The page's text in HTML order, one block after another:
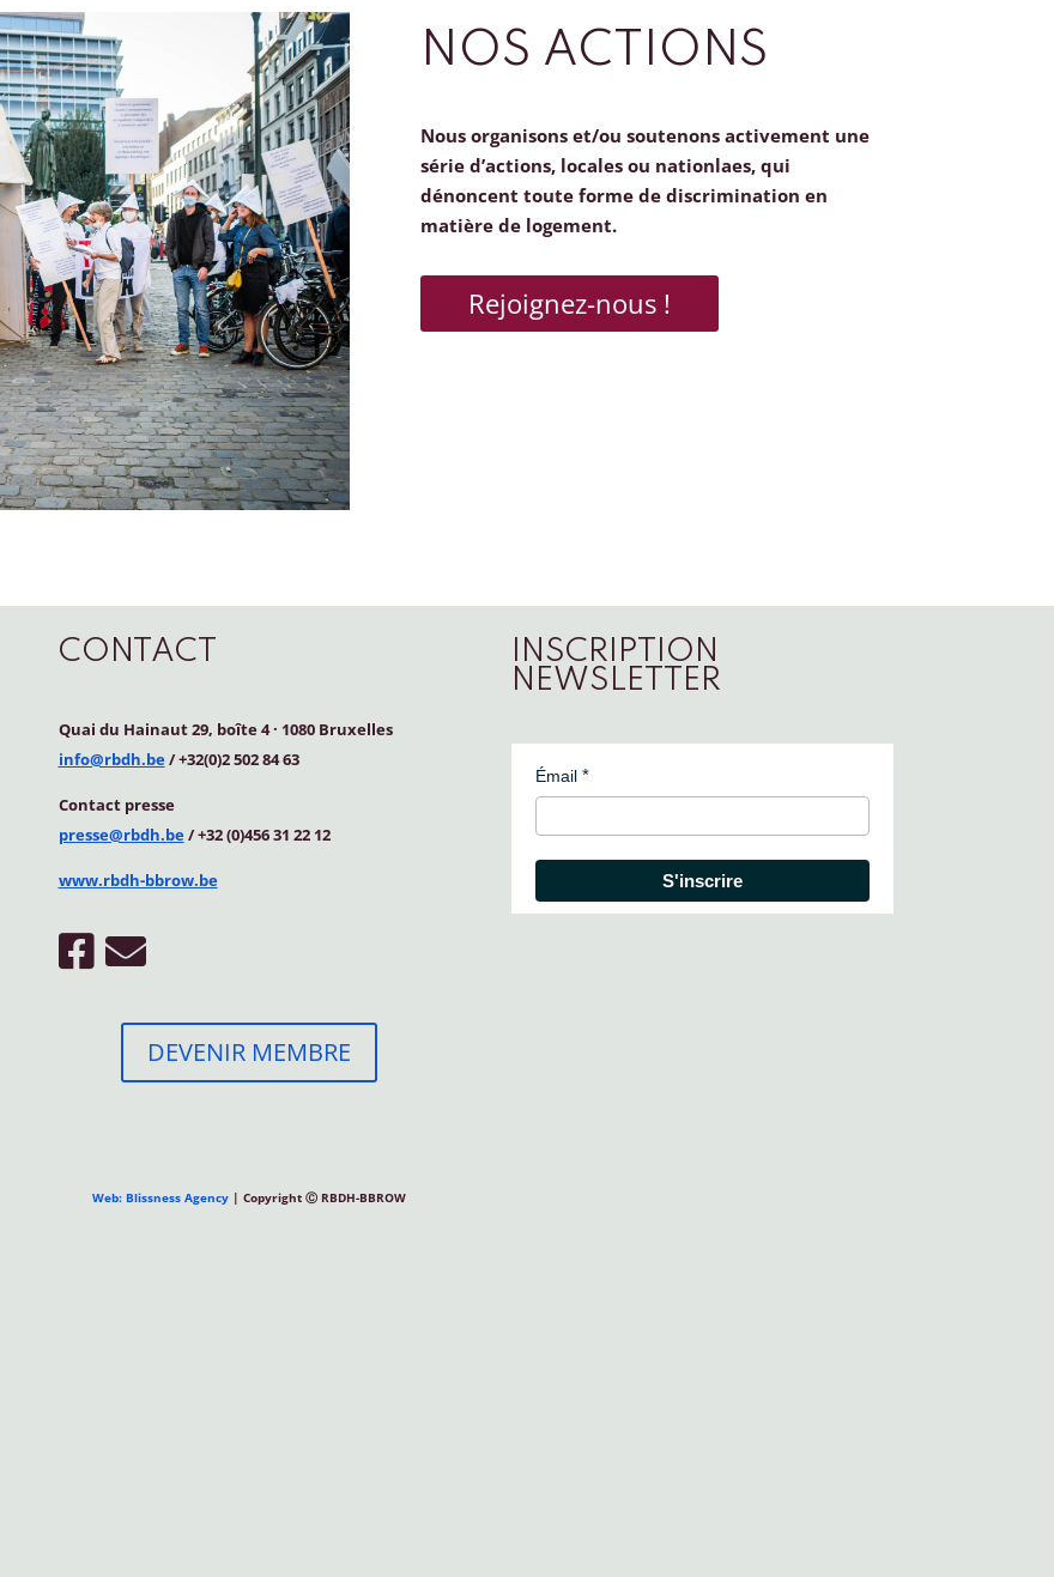
NOS ACTIONS
Nous organisons et/ou soutenons activement une
série d’actions, locales ou nationlaes, qui
dénoncent toute forme de discrimination en
matière de logement.
Rejoignez-nous !
CONTACT
Quai du Hainaut 29, boîte 4· 1080 Bruxelles
info@rbdh.be/ +32(0)2 502 84 63
Contact presse
presse@rbdh.be/ +32 (0)456 31 22 12
www.rbdh-bbrow.be
DEVENIR MEMBRE
INSCRIPTION
NEWSLETTER
Émail
S'inscrire
Web: Blissness Agency | Copyright Ⓒ RBDH-BBROW